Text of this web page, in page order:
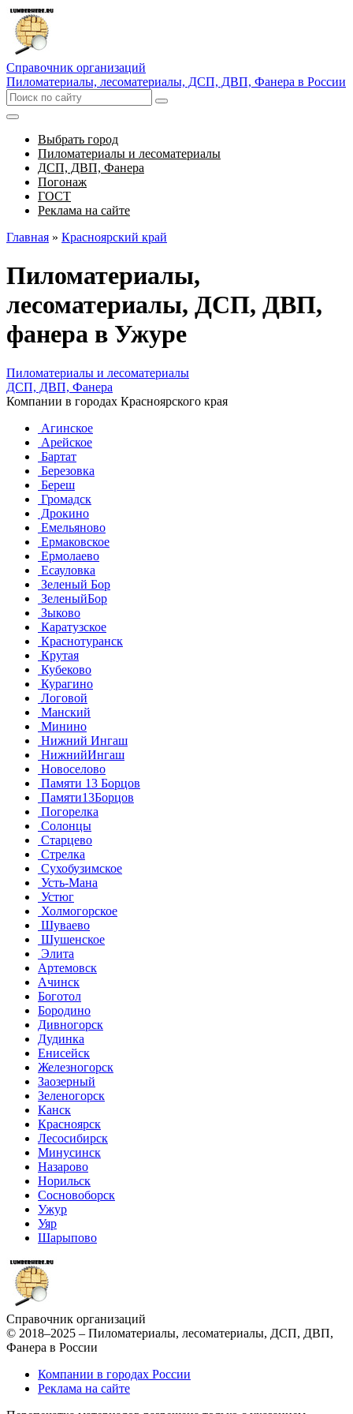
Справочник организаций
Пиломатериалы, лесоматериалы, ДСП, ДВП, Фанера в России
Выбрать город
Пиломатериалы и лесоматериалы
ДСП, ДВП, Фанера
Погонаж
ГОСТ
Реклама на сайте
Главная » Красноярский край
Пиломатериалы,
лесоматериалы, ДСП, ДВП,
фанера в Ужуре
Пиломатериалы и лесоматериалы
ДСП, ДВП, Фанера
Компании в городах Красноярского края
Агинское
Арейское
Бартат
Березовка
Береш
Громадск
Дрокино
Емельяново
Ермаковское
Ермолаево
Есауловка
Зеленый Бор
ЗеленыйБор
Зыково
Каратузское
Краснотуранск
Крутая
Кубеково
Курагино
Логовой
Манский
Минино
Нижний Ингаш
НижнийИнгаш
Новоселово
Памяти 13 Борцов
Памяти13Борцов
Погорелка
Солонцы
Старцево
Стрелка
Сухобузимское
Усть-Мана
Устюг
Холмогорское
Шуваево
Шушенское
Элита
Артемовск
Ачинск
Боготол
Бородино
Дивногорск
Дудинка
Енисейск
Железногорск
Заозерный
Зеленогорск
Канск
Красноярск
Лесосибирск
Минусинск
Назарово
Норильск
Сосновоборск
Ужур
Уяр
Шарыпово
Справочник организаций
© 2018–2025 – Пиломатериалы, лесоматериалы, ДСП, ДВП,
Фанера в России
Компании в городах России
Реклама на сайте